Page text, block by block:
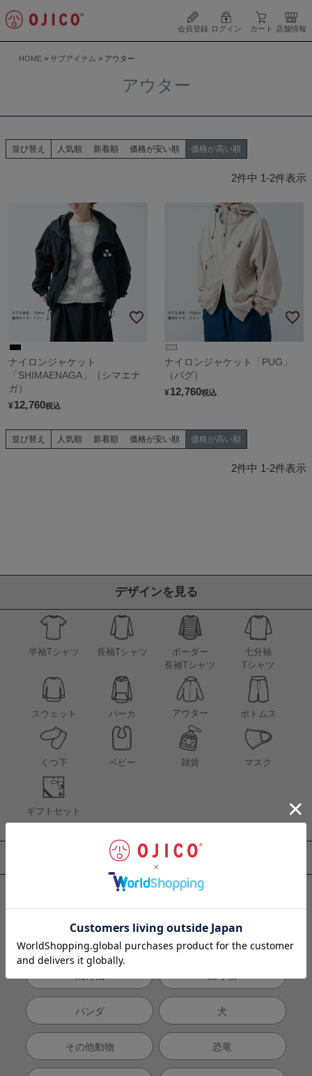
会員登録 ログイン カート 店舗情報
HOME サブアイテム アウター
アウター
並び替え 人気順 新着順 価格が安い順 価格が高い順
2件中 1-2件表示
ナイロンジャケット
「SHIMAENAGA」（シマエナ
ガ）
¥12,760税込
ナイロンジャケット「PUG」
（パグ）
¥12,760税込
並び替え 人気順 新着順 価格が安い順 価格が高い順
2件中 1-2件表示
デザインを見る
半袖Tシャツ 長袖Tシャツ
ボーダー
長袖Tシャツ
七分袖
Tシャツ
スウェット パーカ アウター ボトムス
くつ下 ベビー 雑貨 マスク
ギフトセット
テーマから探す
トレイン コラボ
飛行機 乗り物
パンダ 犬
その他動物 恐竜